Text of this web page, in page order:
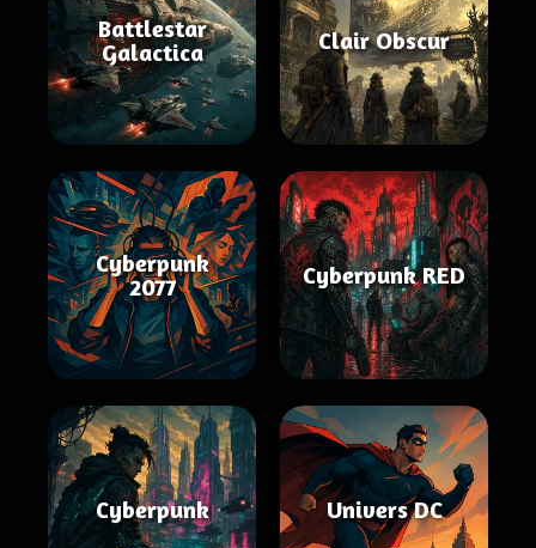
Battlestar
Galactica
Clair Obscur
Cyberpunk
2077
Cyberpunk RED
Cyberpunk Univers DC